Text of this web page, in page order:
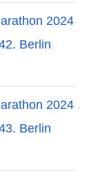
2024
Berlin
2024
Berlin